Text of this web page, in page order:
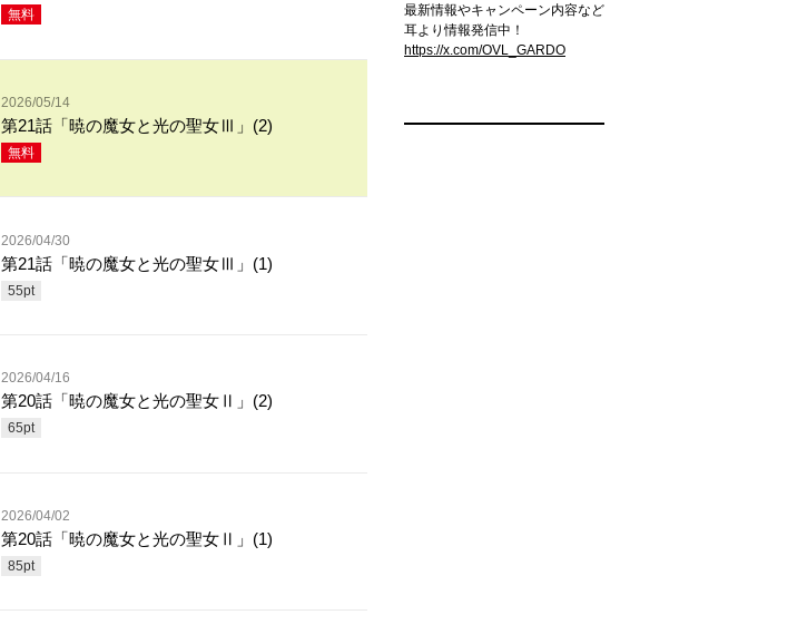
無料
2026/05/14
第21話「暁の魔女と光の聖女Ⅲ」(2)
無料
2026/04/30
第21話「暁の魔女と光の聖女Ⅲ」(1)
55pt
2026/04/16
第20話「暁の魔女と光の聖女Ⅱ」(2)
65pt
2026/04/02
第20話「暁の魔女と光の聖女Ⅱ」(1)
85pt
最新情報やキャンペーン内容など
耳より情報発信中！
https://x.com/OVL_GARDO